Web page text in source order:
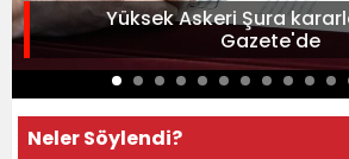
Yüksek Askeri Şura
Gazete'de
Neler Söylendi?